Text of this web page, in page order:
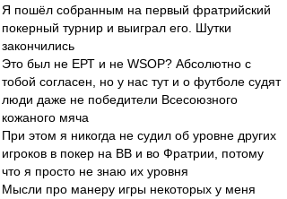
Я пошёл собранным на первый фратрийский
покерный турнир и выиграл его. Шутки
закончились
Это был не ЕРТ и не WSOP? Абсолютно с
тобой согласен, но у нас тут и о футболе судят
люди даже не победители Всесоюзного
кожаного мяча
При этом я никогда не судил об уровне других
игроков в покер на ВВ и во Фратрии, потому
что я просто не знаю их уровня
Мысли про манеру игры некоторых у меня